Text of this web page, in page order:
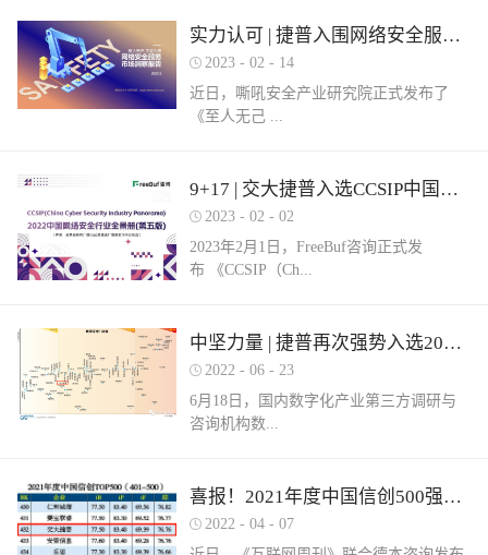
实力认可 | 捷普入围网络安全服务产业需求行为全景图谱
2023 - 02 - 14
近日，嘶吼安全产业研究院正式发布了
《至人无己 ...
正复为奇：网络安全服务市场洞察报告》
（以下简称《报告》）。嘶吼安全产业研
六部分，即安全运营、安全集成、安全实
战、安全培训、安全咨询和安全保险。其
市场对捷普安全服务实力的高度认可。根
据嘶吼安全产业研究院自主调研的解决网
络安全集成需求数据显示：只有17%的参
与调研的企业可以提供此类需求的服务。
捷普安全集成服务不仅拥有多个省级信创
络安全需求。同时，捷普具备从业多年的
信息安全专业人才，具备专业的安全技术
服务团队，拥有CISSP、CCIE等资质，对
9+17 | 交大捷普入选CCSIP中国网络安全行业全景册（第五版）多项细分领域！
2023 - 02 - 02
2023年2月1日，FreeBuf咨询正式发
布 《CCSIP（Ch...
ina Cyber Security Panorama）2022 中国网
络安全行业全景册（第五版）》。捷普此
“主机防病毒”、“上网行为管理”、“抗
DDOS”、“SD-WAN”、“云WAF”、“网页防
全”、“NTA/NDR”、“SOC”、“SIEM”、“风
险及脆弱性管理”、“工业防火墙”和“工业
网络隔离系统/网闸”。捷普作为国内领先
中坚力量 | 捷普再次强势入选2022中国网络安全企业全国100强！
2022 - 06 - 23
6月18日，国内数字化产业第三方调研与
咨询机构数...
世咨询正式发布《2022年中国数字安全百
强报告》（以下简称百强报告）。百强报
喜报！2021年度中国信创500强榜单发布，捷普强势入围！
2022 - 04 - 07